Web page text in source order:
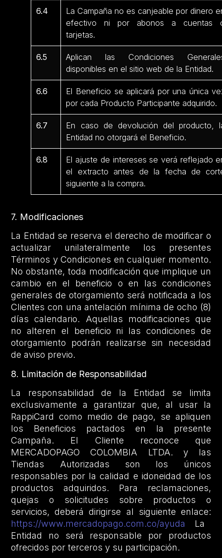
6.4
La Campaña no es canjeable por dinero
efectivo ni por abonos a cuentas
tarjetas.
6.5
Aplican las Condiciones
disponibles en el sitio web de la Entidad.
6.6
El Beneficio se aplicará por una única
por cada Producto Participante adquirido.
6.7
En caso de devolución del producto,
Entidad no otorgará el Beneficio.
6.8
El ajuste de intereses se verá reflejado
el extracto antes de la fecha de
siguiente a la compra.
7. Modificaciones
La Entidad se reserva el derecho de modificar o
actualizar unilateralmente los presentes
Términos y Condiciones en cualquier momento.
No obstante, toda modificación que implique un
cambio en el beneficio o en las condiciones
generales de otorgamiento será notificada a los
Clientes con una antelación mínima de ocho (8)
días calendario. Aquellas modificaciones que
no alteren el beneficio ni las condiciones de
otorgamiento podrán realizarse sin necesidad
de aviso previo.
8. Limitación de Responsabilidad
La responsabilidad de la Entidad se limita
exclusivamente a garantizar que, al usar la
RappiCard como medio de pago, se apliquen
los Beneficios pactados en la presente
Campaña. El Cliente reconoce que
MERCADOPAGO COLOMBIA LTDA. y las
Tiendas Autorizadas son los únicos
responsables por la calidad e idoneidad de los
productos adquiridos. Para reclamaciones,
quejas o solicitudes sobre productos o
servicios, deberá dirigirse al siguiente enlace:
https://www.mercadopago.com.co/ayuda
La
Entidad no será responsable por productos
ofrecidos por terceros y su participación.